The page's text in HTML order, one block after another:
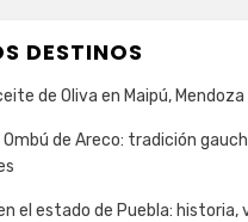
DESTINOS
de Oliva en Maipú, Mendoza
Ombú de Areco: tradición
el estado de Puebla: historia,